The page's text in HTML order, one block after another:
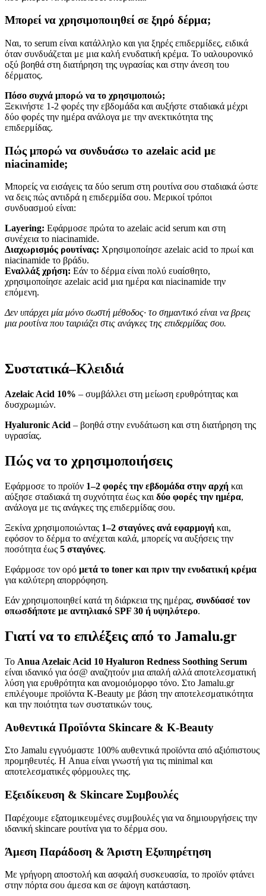
Μπορεί να χρησιμοποιηθεί σε ξηρό δέρμα;
Ναι, το serum είναι κατάλληλο και για ξηρές επιδερμίδες, ειδικά
όταν συνδυάζεται με μια καλή ενυδατική κρέμα. Το υαλουρονικό
οξύ βοηθά στη διατήρηση της υγρασίας και στην άνεση του
δέρματος.
Πόσο συχνά μπορώ να το χρησιμοποιώ;
Ξεκινήστε 1-2 φορές την εβδομάδα και αυξήστε σταδιακά μέχρι
δύο φορές την ημέρα ανάλογα με την ανεκτικότητα της
επιδερμίδας.
Πώς μπορώ να συνδυάσω το azelaic acid με
niacinamide;
Μπορείς να εισάγεις τα δύο serum στη ρουτίνα σου σταδιακά ώστε
να δεις πώς αντιδρά η επιδερμίδα σου. Μερικοί τρόποι
συνδυασμού είναι:
Layering: Εφάρμοσε πρώτα το azelaic acid serum και στη
συνέχεια το niacinamide.
Διαχωρισμός ρουτίνας: Χρησιμοποίησε azelaic acid το πρωί και
niacinamide το βράδυ.
Εναλλάξ χρήση: Εάν το δέρμα είναι πολύ ευαίσθητο,
χρησιμοποίησε azelaic acid μια ημέρα και niacinamide την
επόμενη.
Δεν υπάρχει μία μόνο σωστή μέθοδος· το σημαντικό είναι να βρεις
μια ρουτίνα που ταιριάζει στις ανάγκες της επιδερμίδας σου.
Συστατικά–Κλειδιά
Azelaic Acid 10% – συμβάλλει στη μείωση ερυθρότητας και
δυσχρωμιών.
Hyaluronic Acid – βοηθά στην ενυδάτωση και στη διατήρηση της
υγρασίας.
Πώς να το χρησιμοποιήσεις
Εφάρμοσε το προϊόν 1–2 φορές την εβδομάδα στην αρχή και
αύξησε σταδιακά τη συχνότητα έως και δύο φορές την ημέρα,
ανάλογα με τις ανάγκες της επιδερμίδας σου.
Ξεκίνα χρησιμοποιώντας 1–2 σταγόνες ανά εφαρμογή και,
εφόσον το δέρμα το ανέχεται καλά, μπορείς να αυξήσεις την
ποσότητα έως 5 σταγόνες.
Εφάρμοσε τον ορό μετά το toner και πριν την ενυδατική κρέμα
για καλύτερη απορρόφηση.
Εάν χρησιμοποιηθεί κατά τη διάρκεια της ημέρας, συνδύασέ τον
οπωσδήποτε με αντηλιακό SPF 30 ή υψηλότερο.
Γιατί να το επιλέξεις από το Jamalu.gr
Το Anua Azelaic Acid 10 Hyaluron Redness Soothing Serum
είναι ιδανικό για όσ@ αναζητούν μια απαλή αλλά αποτελεσματική
λύση για ερυθρότητα και ανομοιόμορφο τόνο. Στο Jamalu.gr
επιλέγουμε προϊόντα K-Beauty με βάση την αποτελεσματικότητα
και την ποιότητα των συστατικών τους.
Αυθεντικά Προϊόντα Skincare & K-Beauty
Στο Jamalu εγγυόμαστε 100% αυθεντικά προϊόντα από αξιόπιστους
προμηθευτές. Η Anua είναι γνωστή για τις minimal και
αποτελεσματικές φόρμουλες της.
Εξειδίκευση & Skincare Συμβουλές
Παρέχουμε εξατομικευμένες συμβουλές για να δημιουργήσεις την
ιδανική skincare ρουτίνα για το δέρμα σου.
Άμεση Παράδοση & Άριστη Εξυπηρέτηση
Με γρήγορη αποστολή και ασφαλή συσκευασία, το προϊόν φτάνει
στην πόρτα σου άμεσα και σε άψογη κατάσταση.